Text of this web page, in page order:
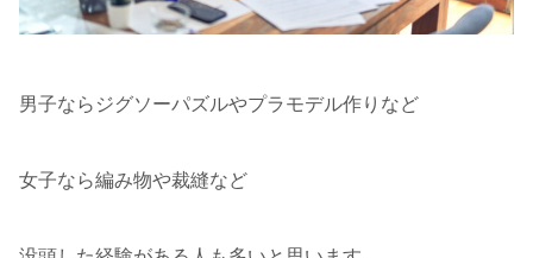
男子ならジグソーパズルやプラモデル作りなど
女子なら編み物や裁縫など